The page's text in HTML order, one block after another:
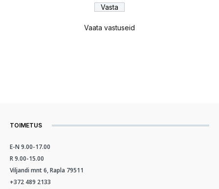
Vaata vastuseid
TOIMETUS
E-N 9.00-17.00
R 9.00-15.00
Viljandi mnt 6, Rapla 79511
+372 489 2133